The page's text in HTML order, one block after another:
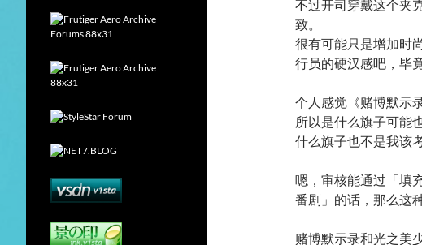
不过开司穿戴这个夹
致。
很有可能只是增加时
行员的硬汉感吧，毕
个人感觉《赌博默示
所以是什么旗子可能
什么旗子也不是我该
嗯，审核能通过「填
番剧」的话，那么这
赌博默示录和光之美